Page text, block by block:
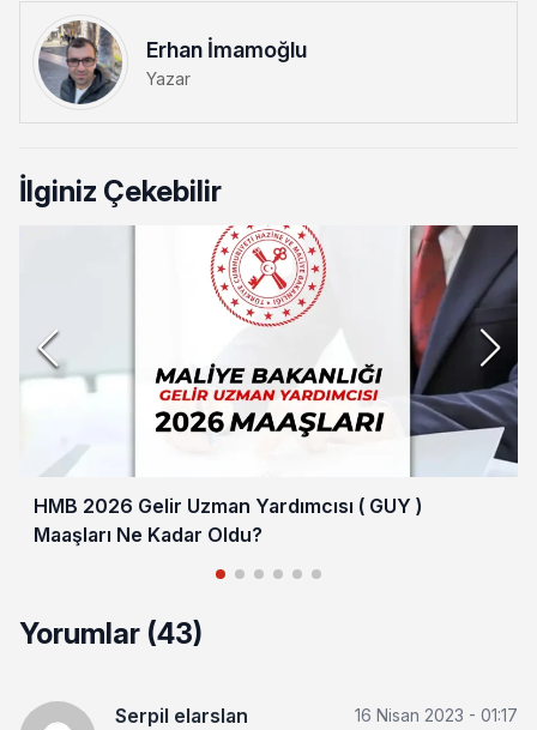
Erhan İmamoğlu
Yazar
İlginiz Çekebilir
HMB 2026 Gelir Uzman Yardımcısı ( GUY )
Maaşları Ne Kadar Oldu?
Yorumlar (43)
Serpil elarslan 16 Nisan 2023 - 01:17